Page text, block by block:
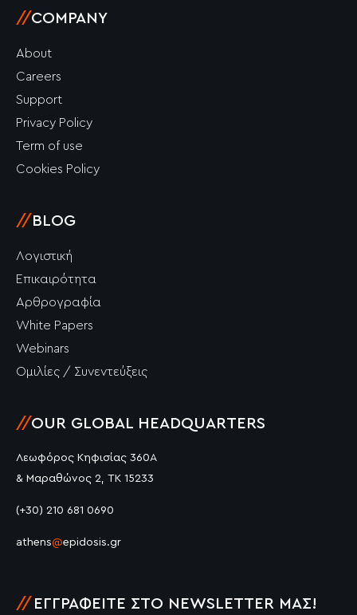
//COMPANY
About
Careers
Support
Privacy Policy
Term of use
Cookies Policy
//BLOG
Λογιστική
Επικαιρότητα
Αρθρογραφία
White Papers
Webinars
Ομιλίες / Συνεντεύξεις
//OUR GLOBAL HEADQUARTERS
Λεωφόρος Κηφισίας 360Α
& Μαραθώνος 2, ΤΚ 15233
(+30) 210 681 0690
athens@epidosis.gr
// ΕΓΓΡΑΦΕΊΤΕ ΣΤΟ NEWSLETTER ΜΑΣ!